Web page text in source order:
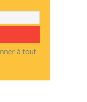
à tout